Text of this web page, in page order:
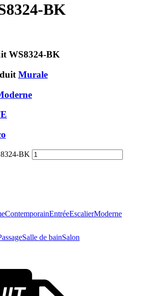
BK
WS8324-BK
Murale
BK
ContemporainEntréeEscalierModerne
Salle de bainSalon